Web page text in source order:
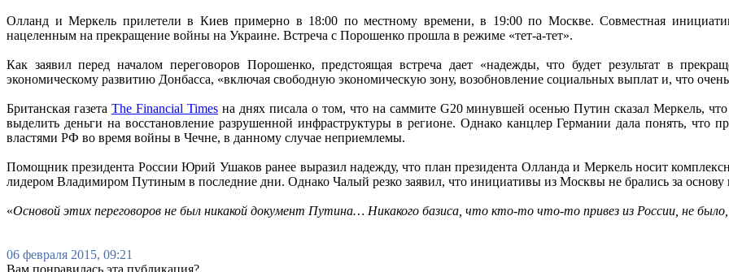
Олланд и Меркель прилетели в Киев примерно в 18:00 по местному времени, в 19:00 по Москве. Совместная
нацеленным на прекращение войны на Украине. Встреча с Порошенко прошла в режиме «тет-а-тет».
Как заявил перед началом переговоров Порошенко, предстоящая встреча дает «надежды, что будет результат в
экономическому развитию Донбасса, «включая свободную экономическую зону, возобновление социальных выплат и, что
Британская газета The Financial Timesна днях писала о том, что на саммите G20 минувшей осенью Путин сказал Меркель,
выделить деньги на восстановление разрушенной инфраструктуры в регионе. Однако канцлер Германии дала понять, что
властями РФ во время войны в Чечне, в данному случае неприемлемы.
Помощник президента России Юрий Ушаков ранее выразил надежду, что план президента Олланда и Меркель носит
лидером Владимиром Путиным в последние дни. Однако Чалый резко заявил, что инициативы из Москвы не брались за основу
«Основой этих переговоров не был никакой документ Путина… Никакого базиса, что кто-то что-то привез из России, не
06 февраля 2015, 09:21